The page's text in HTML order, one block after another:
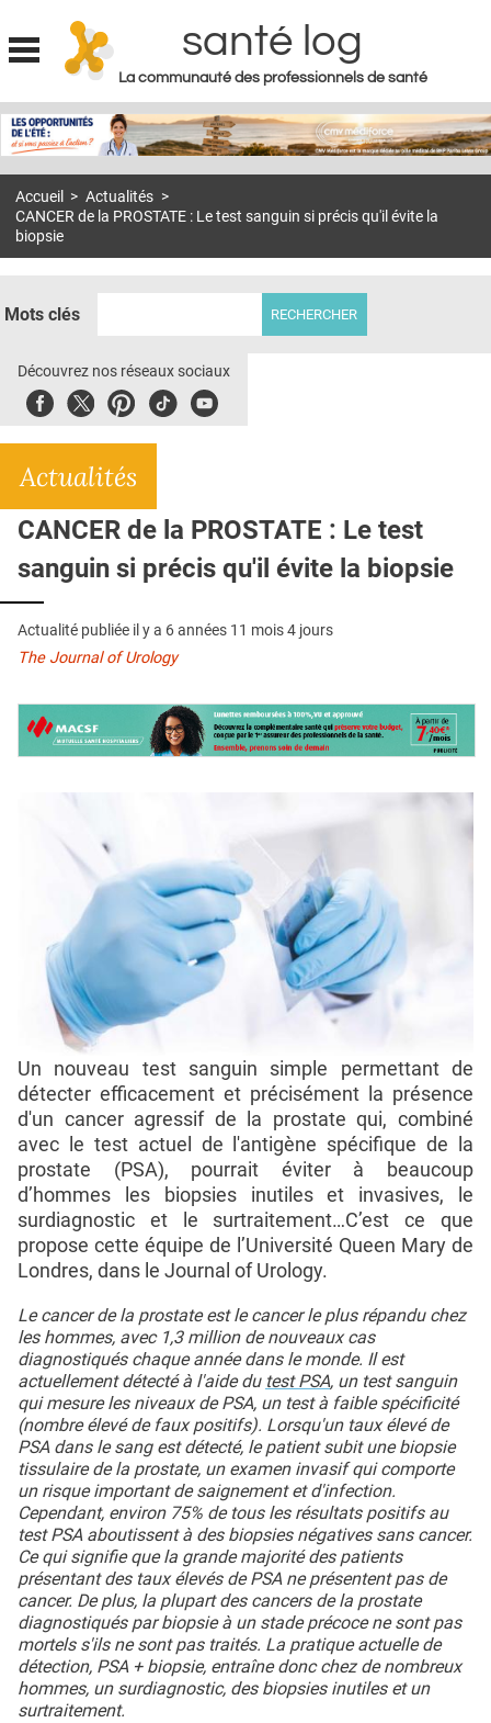
Jump to navigation
santé log
La communauté des professionnels de santé
MON COMPTE
S'ABONNER À LA REVUE SOIN À DOMICILE
ACTUS
E-REVUE SAD
THÉMA
CONTACT
Accueil > Actualités >
CANCER de la PROSTATE : Le test sanguin si précis qu'il évite la
biopsie
Mots clés
Découvrez nos réseaux sociaux
FacebookTwitterPinterest
TiktokYoubute
Actualités
CANCER de la PROSTATE : Le test
sanguin si précis qu'il évite la biopsie
Actualité publiée il y a 6 années 11 mois 4 jours
The Journal of Urology
Un nouveau test sanguin simple permettant de
détecter efficacement et précisément la présence
d'un cancer agressif de la prostate qui, combiné
avec le test actuel de l'antigène spécifique de la
prostate (PSA), pourrait éviter à beaucoup
d’hommes les biopsies inutiles et invasives, le
surdiagnostic et le surtraitement…C’est ce que
propose cette équipe de l’Université Queen Mary de
Londres, dans le Journal of Urology.
Le cancer de la prostate est le cancer le plus répandu chez
les hommes, avec 1,3 million de nouveaux cas
diagnostiqués chaque année dans le monde. Il est
actuellement détecté à l'aide du test PSA, un test sanguin
qui mesure les niveaux de PSA, un test à faible spécificité
(nombre élevé de faux positifs). Lorsqu'un taux élevé de
PSA dans le sang est détecté, le patient subit une biopsie
tissulaire de la prostate, un examen invasif qui comporte
un risque important de saignement et d'infection.
Cependant, environ 75% de tous les résultats positifs au
test PSA aboutissent à des biopsies négatives sans cancer.
Ce qui signifie que la grande majorité des patients
présentant des taux élevés de PSA ne présentent pas de
cancer. De plus, la plupart des cancers de la prostate
diagnostiqués par biopsie à un stade précoce ne sont pas
mortels s'ils ne sont pas traités. La pratique actuelle de
détection, PSA + biopsie, entraîne donc chez de nombreux
hommes, un surdiagnostic, des biopsies inutiles et un
surtraitement.